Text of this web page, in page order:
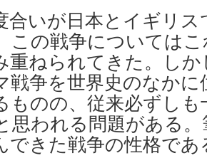
いが日本とイギリ
この戦争については
重ねられてきた。し
戦争を世界史のなか
ものの、従来必ずし
思われる問題がある
できた戦争の性格であ